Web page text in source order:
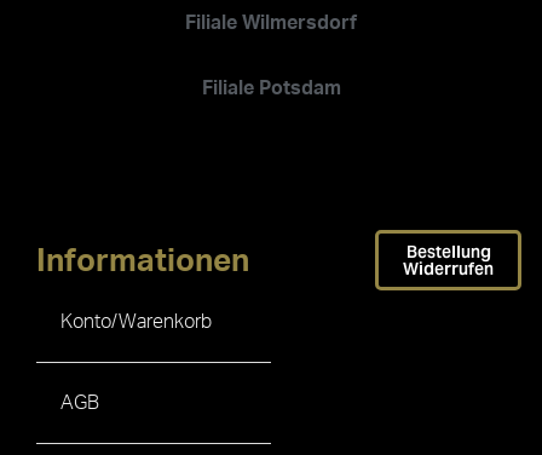
Filiale Wilmersdorf
Filiale Potsdam
Informationen
Konto/Warenkorb
AGB
Bestellung
Widerrufen